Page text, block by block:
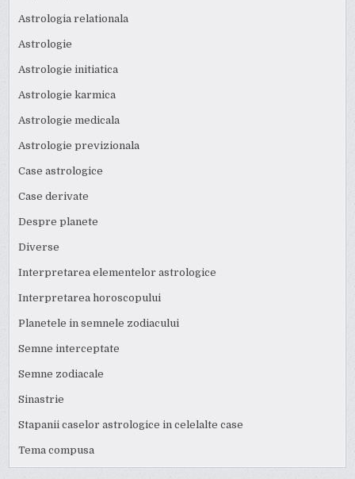
Astrologia relationala
Astrologie
Astrologie initiatica
Astrologie karmica
Astrologie medicala
Astrologie previzionala
Case astrologice
Case derivate
Despre planete
Diverse
Interpretarea elementelor astrologice
Interpretarea horoscopului
Planetele in semnele zodiacului
Semne interceptate
Semne zodiacale
Sinastrie
Stapanii caselor astrologice in celelalte case
Tema compusa